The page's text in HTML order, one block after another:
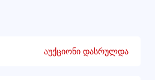
აუქციონი დასრულდა